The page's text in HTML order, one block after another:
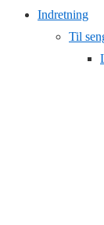
Indretning
Til